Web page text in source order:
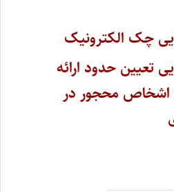
چک الکترونیک
تعیین حدود ارائه
اشخاص محجور در